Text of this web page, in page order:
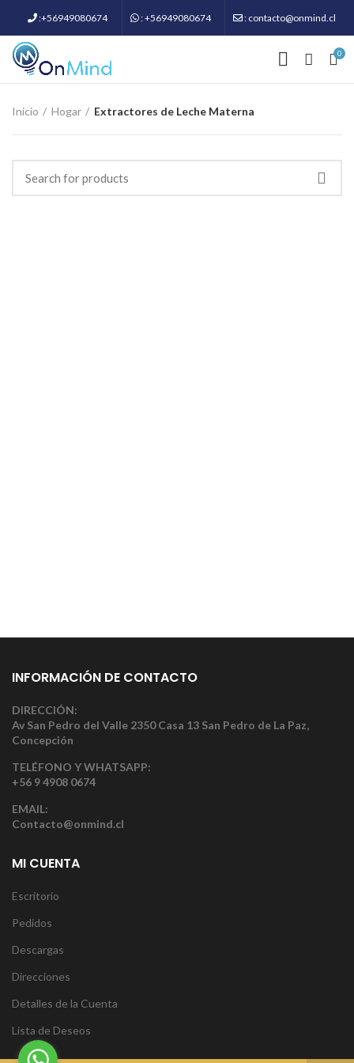
:+56949080674 : +56949080674 : contacto@onmind.cl
0
Inicio Hogar Extractores de Leche Materna
INFORMACIÓN DE CONTACTO
DIRECCIÓN:
Av San Pedro del Valle 2350 Casa 13 San Pedro de La Paz,
Concepción
TELÉFONO Y WHATSAPP:
+56 9 4908 0674
EMAIL:
Contacto@onmind.cl
MI CUENTA
Escritorio
Pedidos
Descargas
Direcciones
Detalles de la Cuenta
Lista de Deseos